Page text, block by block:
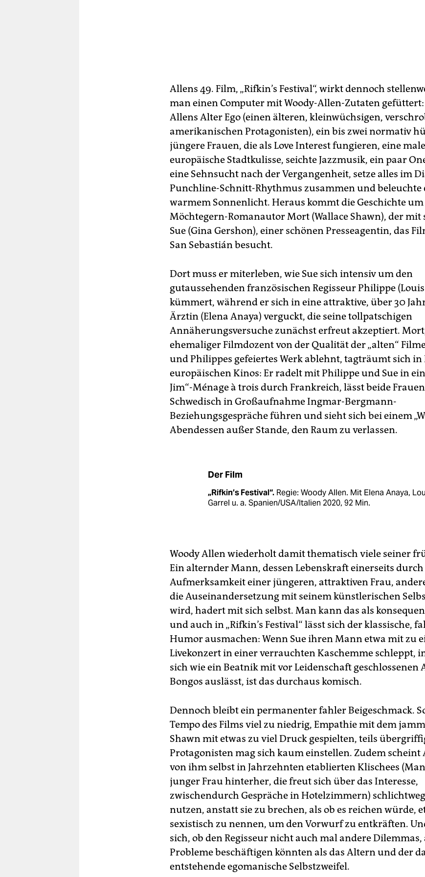
Allens 49. Film, „Rifkin’s Festival“, wirkt dennoch
man einen Computer mit Woody-Allen-Zutaten
Allens Alter Ego (einen älteren, kleinwüchsigen,
amerikanischen Protagonisten), ein bis zwei normativ
jüngere Frauen, die als Love Interest fungieren, eine
europäische Stadtkulisse, seichte Jazzmusik, ein paar
eine Sehnsucht nach der Vergangenheit, setze alles im
Punchline-Schnitt-Rhythmus zusammen und beleuchte
warmem Sonnenlicht. Heraus kommt die Geschichte
Möchtegern-Romanautor Mort (Wallace Shawn), der mit
Sue (Gina Gershon), einer schönen Presseagentin, das
San Sebastián besucht.
Dort muss er miterleben, wie Sue sich intensiv um den
gutaussehenden französischen Regisseur Philippe
kümmert, während er sich in eine attraktive, über 30
Ärztin (Elena Anaya) verguckt, die seine tollpatschigen
Annäherungsversuche zunächst erfreut akzeptiert.
ehemaliger Filmdozent von der Qualität der „alten“
und Philippes gefeiertes Werk ablehnt, tagträumt sich in
europäischen Kinos: Er radelt mit Philippe und Sue in
Jim“-Ménage à trois durch Frankreich, lässt beide
Schwedisch in Großaufnahme Ingmar-Bergmann-
Beziehungsgespräche führen und sieht sich bei einem
Abendessen außer Stande, den Raum zu verlassen.
Der Film
„Rifkin’s Festival“.Regie: Woody Allen. Mit Elena Anaya,
Garrel u. a. Spanien/USA/Italien 2020, 92 Min.
Woody Allen wiederholt damit thematisch viele seiner
Ein alternder Mann, dessen Lebenskraft einerseits
Aufmerksamkeit einer jüngeren, attraktiven Frau,
die Auseinandersetzung mit seinem künstlerischen
wird, hadert mit sich selbst. Man kann das als
und auch in „Rifkin’s Festival“ lässt sich der klassische,
Humor ausmachen: Wenn Sue ihren Mann etwa mit zu
Livekonzert in einer verrauchten Kaschemme schleppt,
sich wie ein Beatnik mit vor Leidenschaft geschlossenen
Bongos auslässt, ist das durchaus komisch.
Dennoch bleibt ein permanenter fahler Beigeschmack.
Tempo des Films viel zu niedrig, Empathie mit dem
Shawn mit etwas zu viel Druck gespielten, teils
Protagonisten mag sich kaum einstellen. Zudem scheint
von ihm selbst in Jahrzehnten etablierten Klischees
junger Frau hinterher, die freut sich über das Interesse,
zwischendurch Gespräche in Hotelzimmern)
nutzen, anstatt sie zu brechen, als ob es reichen würde,
sexistisch zu nennen, um den Vorwurf zu entkräften.
sich, ob den Regisseur nicht auch mal andere Dilemmas,
Probleme beschäftigen könnten als das Altern und der
entstehende egomanische Selbstzweifel.